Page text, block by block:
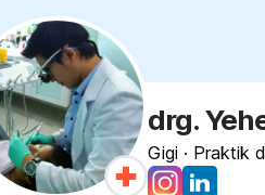
drg.
Gigi · Praktik